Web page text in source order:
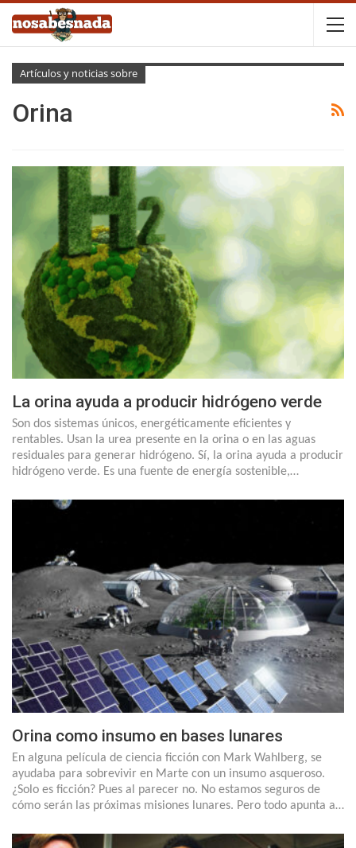
Artículos y noticias sobre
Orina
La orina ayuda a producir hidrógeno verde
Son dos sistemas únicos, energéticamente eficientes y
rentables. Usan la urea presente en la orina o en las aguas
residuales para generar hidrógeno. Sí, la orina ayuda a producir
hidrógeno verde. Es una fuente de energía sostenible,…
Orina como insumo en bases lunares
En alguna película de ciencia ficción con Mark Wahlberg, se
ayudaba para sobrevivir en Marte con un insumo asqueroso.
¿Solo es ficción? Pues al parecer no. No estamos seguros de
cómo serán las próximas misiones lunares. Pero todo apunta a…